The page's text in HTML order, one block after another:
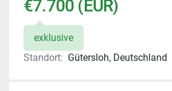
€7.700 (EUR)
exklusive
Standort: Gütersloh, Deutschland